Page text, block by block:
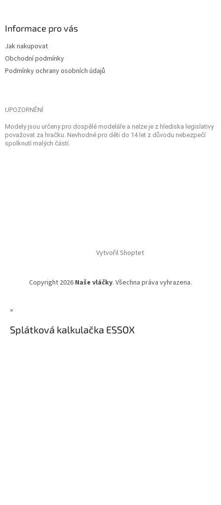
Informace pro vás
Jak nakupovat
Obchodní podmínky
Podmínky ochrany osobních údajů
UPOZORNĚNÍ
Modely jsou určeny pro dospělé modeláře a nelze je z hlediska legislativy
považovat za hračku. Nevhodné pro děti do 14 let z důvodu nebezpečí
spolknutí malých částí.
Vytvořil Shoptet
Copyright 2026 Naše vláčky. Všechna práva vyhrazena.
×
Splátková kalkulačka ESSOX